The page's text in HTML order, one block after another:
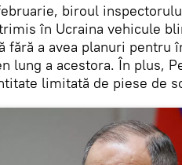
biroul
în Ucraina vehicule
fără a avea planuri pentru
lung a acestora. În plus,
limitată de piese de